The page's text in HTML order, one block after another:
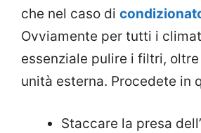
che nel caso di
Ovviamente per tutti i
essenziale pulire i filtri, oltre
unità esterna. Procedete in
Staccare la presa